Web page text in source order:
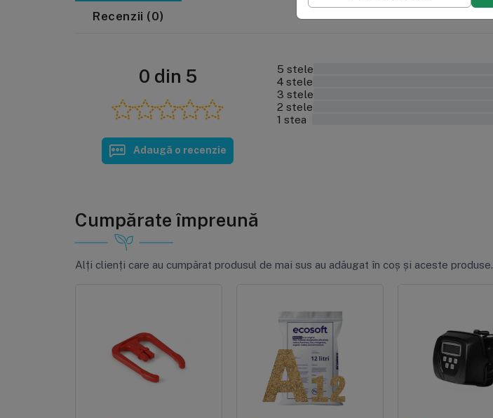
Recenzii (0)
0 din 5
Adaugă o recenzie
5 stele
4 stele
3 stele
2 stele
1 stea
Cumpărate împreună
Alți clienți care au cumpărat produsul de mai sus au adăugat în coș și aceste produse.